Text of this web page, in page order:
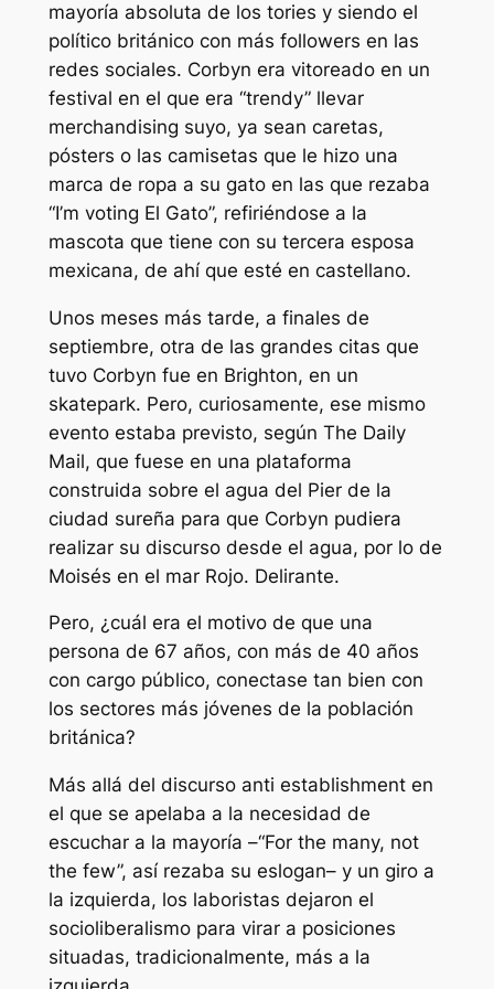
mayoría absoluta de los tories y siendo el
político británico con más followers en las
redes sociales. Corbyn era vitoreado en un
festival en el que era “trendy” llevar
merchandising suyo, ya sean caretas,
pósters o las camisetas que le hizo una
marca de ropa a su gato en las que rezaba
“I’m voting El Gato”, refiriéndose a la
mascota que tiene con su tercera esposa
mexicana, de ahí que esté en castellano.
Unos meses más tarde, a finales de
septiembre, otra de las grandes citas que
tuvo Corbyn fue en Brighton, en un
skatepark. Pero, curiosamente, ese mismo
evento estaba previsto, según The Daily
Mail, que fuese en una plataforma
construida sobre el agua del Pier de la
ciudad sureña para que Corbyn pudiera
realizar su discurso desde el agua, por lo de
Moisés en el mar Rojo. Delirante.
Pero, ¿cuál era el motivo de que una
persona de 67 años, con más de 40 años
con cargo público, conectase tan bien con
los sectores más jóvenes de la población
británica?
Más allá del discurso anti establishment en
el que se apelaba a la necesidad de
escuchar a la mayoría –“For the many, not
the few”, así rezaba su eslogan– y un giro a
la izquierda, los laboristas dejaron el
socioliberalismo para virar a posiciones
situadas, tradicionalmente, más a la